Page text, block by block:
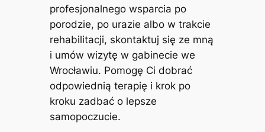
profesjonalnego wsparcia po
porodzie, po urazie albo w trakcie
rehabilitacji, skontaktuj się ze mną
i umów wizytę w gabinecie we
Wrocławiu. Pomogę Ci dobrać
odpowiednią terapię i krok po
kroku zadbać o lepsze
samopoczucie.